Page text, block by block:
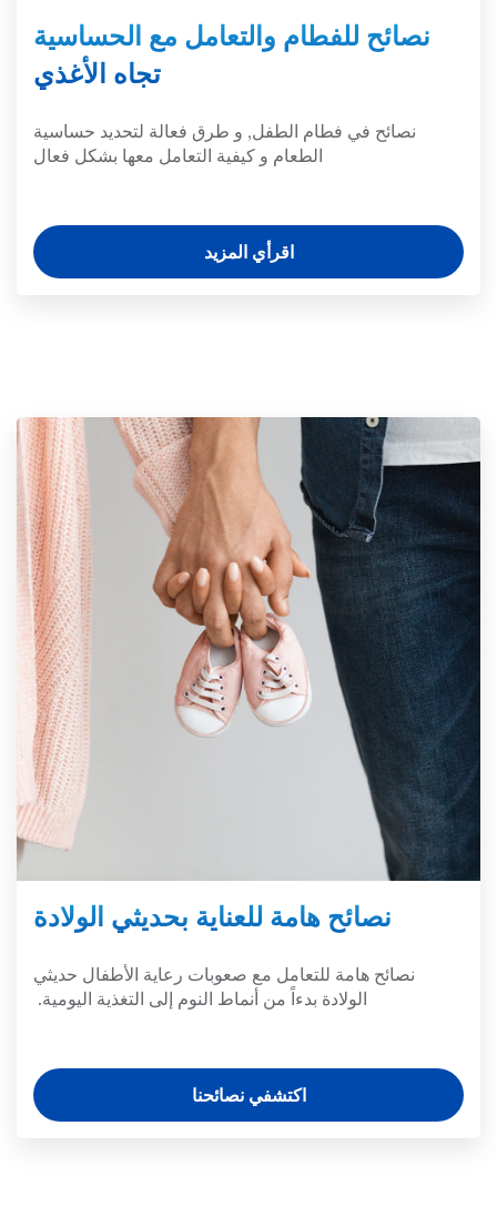
نصائح للفطام والتعامل مع الحساسية
تجاه الأغذي
نصائح في فطام الطفل, و طرق فعالة لتحديد حساسية
الطعام و كيفية التعامل معها بشكل فعال
اقرأي المزيد
نصائح هامة للعناية بحديثي الولادة
نصائح هامة للتعامل مع صعوبات رعاية الأطفال حديثي
الولادة بدءاً من أنماط النوم إلى التغذية اليومية.
اكتشفي نصائحنا